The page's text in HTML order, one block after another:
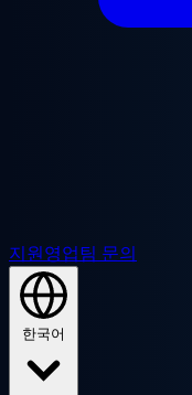
지원영업팀 문의
한국어